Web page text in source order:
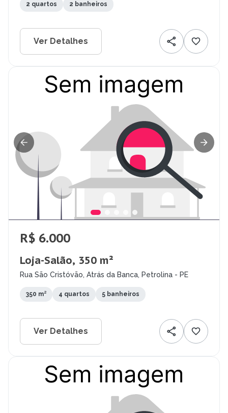
2 quartos 2 banheiros
Ver Detalhes
R$ 6.000
Loja-Salão, 350 m²
Rua São Cristóvão, Atrás da Banca, Petrolina - PE
350 m² 4 quartos 5 banheiros
Ver Detalhes